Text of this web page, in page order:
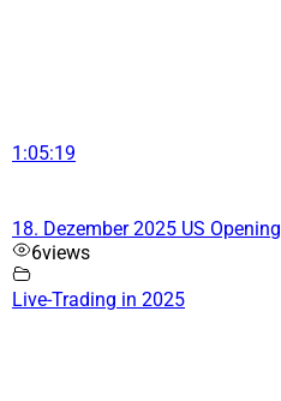
1:05:19
18. Dezember 2025 US Opening
6views
Live-Trading in 2025